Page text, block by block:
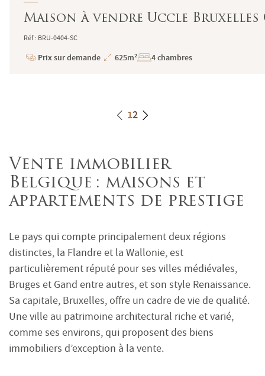
Maison à vendre Uccle
Réf : BRU-0404-SC
Prix
Prix sur demande
Superficie
625m² 4 chambres
12
Vente immobilier
Belgique : maisons et
appartements de prestige
Le pays qui compte principalement deux régions
distinctes, la Flandre et la Wallonie, est
particulièrement réputé pour ses villes médiévales,
Bruges et Gand entre autres, et son style Renaissance.
Sa capitale, Bruxelles, offre un cadre de vie de qualité.
Une ville au patrimoine architectural riche et varié,
comme ses environs, qui proposent des biens
immobiliers d’exception à la vente.